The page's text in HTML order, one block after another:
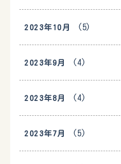
2023年10月 (5)
2023年9月 (4)
2023年8月 (4)
2023年7月 (5)